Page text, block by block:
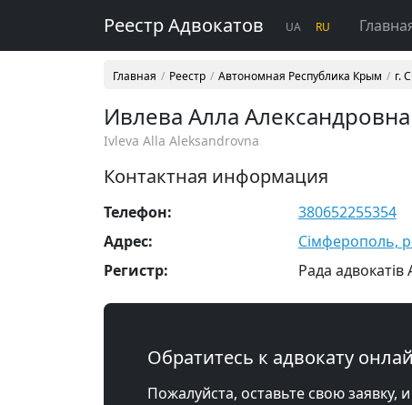
Реестр Адвокатов UA RU
Главная Реестр Автономная Республика Крым г.
Ивлева Алла Александровна
Ivleva Alla Aleksandrovna
Контактная информация
Телефон:
380652255354
Адрес:
Сімферополь,
Регистр:
Рада
Обратитесь к адвокату
Пожалуйста, оставьте свою заявку,